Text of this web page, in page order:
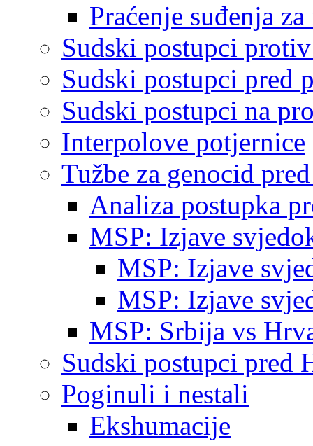
Praćenje suđenja
Sudski postupci
Sudski postupci pred
Sudski postupci na
Interpolove potjernice
Tužbe za genocid
Analiza postupka
MSP: Izjave
MSP: Izjave
MSP: Izjave
MSP: Srbija vs
Sudski postupci pred
Poginuli i nestali
Ekshumacije